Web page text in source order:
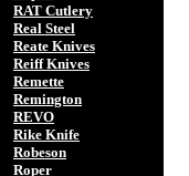
RAT Cutlery
Real Steel
Reate Knives
Reiff Knives
Remette
Remington
REVO
Rike Knife
Robeson
Roper